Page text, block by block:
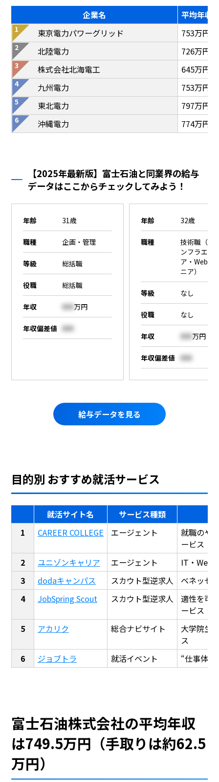
企業名
平均年収
東京電力パワーグリッド
753万円
北陸電力
726万円
株式会社北海電工
645万円
九州電力
753万円
東北電力
797万円
沖縄電力
774万円
【2025年最新版】富士石油と同業界の給与
データはここからチェックしてみよう！
年齢 31歳
職種 企画・管理
等級 総括職
役職 総括職
年収 000万円
年収偏差値 000
年齢 32歳
職種
技術職（SE
ンフラエン
ア・Webエ
ニア）
等級 なし
役職 なし
年収 000万円
年収偏差値 000
給与データを見る
目的別 おすすめ就活サービス
就活サイト名
サービス種類
CAREER COLLEGE
エージェント
就職のや
ービス
ユニゾンキャリア
エージェント
IT・Web
dodaキャンパス
スカウト型逆求人
ベネッセ
JobSpring Scout
スカウト型逆求人
適性を可
ービス
アカリク
総合ナビサイト
大学院生
ス
ジョブトラ
就活イベント “仕事体
富士石油株式会社の平均年収
は749.5万円（手取りは約62.5
万円）